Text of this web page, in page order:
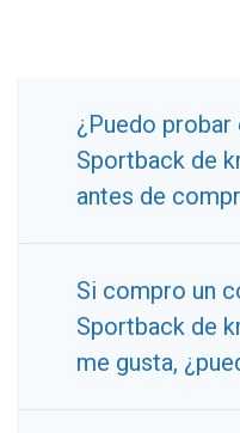
¿Puedo
Sportback de
antes de
Si compro un
Sportback de
me gusta,